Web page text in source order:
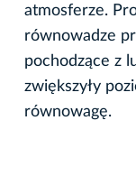
atmosferze.
równowadze
pochodzące z
zwiększyły
równowagę.